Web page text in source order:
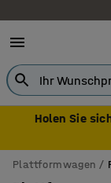
Holen Sie
Plattformwagen